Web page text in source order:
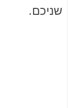
שניכם.